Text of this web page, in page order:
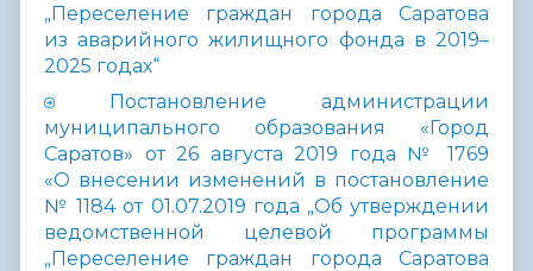
„Переселение граждан города Саратова
из аварийного жилищного фонда в 2019–
2025 годах“
Постановление администрации
муниципального образования «Город
Саратов» от 26 августа 2019 года № 1769
«О внесении изменений в постановление
№ 1184 от 01.07.2019 года „Об утверждении
ведомственной целевой программы
„Переселение граждан города Саратова